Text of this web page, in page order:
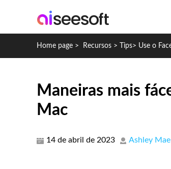
Home page > Recursos > Tips> Use o
Maneiras mais
Mac
14 de abril de 2023 Ashley Mae